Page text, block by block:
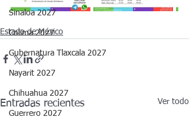
Sinaloa 2027
Colima 2027
Gubernatura Tlaxcala 2027
Nayarit 2027
Chihuahua 2027
Guerrero 2027
Estado de México
Entradas recientes Ver todo